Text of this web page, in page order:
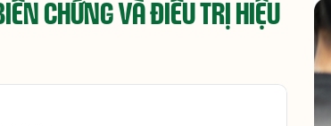
CHỨNG VÀ ĐIỀU TRỊ HIỆU